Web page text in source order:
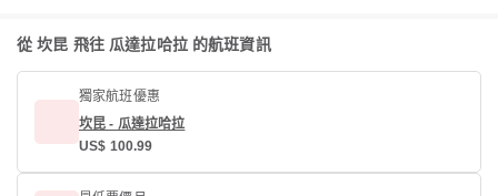
從 坎昆 飛往 瓜達拉哈拉 的航班資訊
獨家航班優惠
坎昆 - 瓜達拉哈拉
US$ 100.99